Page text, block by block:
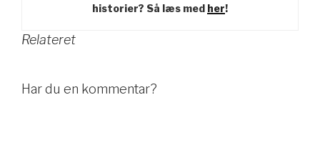
historier? Så læs med her!
Relateret
Har du en kommentar?